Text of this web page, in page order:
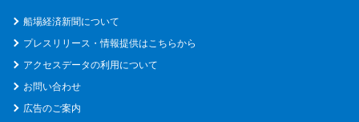
船場経済新聞について
プレスリリース・情報提供はこちらから
アクセスデータの利用について
お問い合わせ
広告のご案内